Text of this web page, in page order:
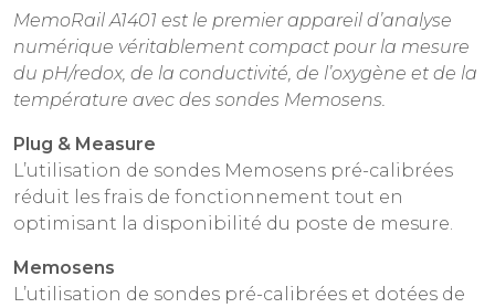
MemoRail A1401 est le premier appareil d’analyse
numérique véritablement compact pour la mesure
du pH/redox, de la conductivité, de l’oxygène et de la
température avec des sondes Memosens.
Plug & Measure
L’utilisation de sondes Memosens pré-calibrées
réduit les frais de fonctionnement tout en
optimisant la disponibilité du poste de mesure.
Memosens
L’utilisation de sondes pré-calibrées et dotées de